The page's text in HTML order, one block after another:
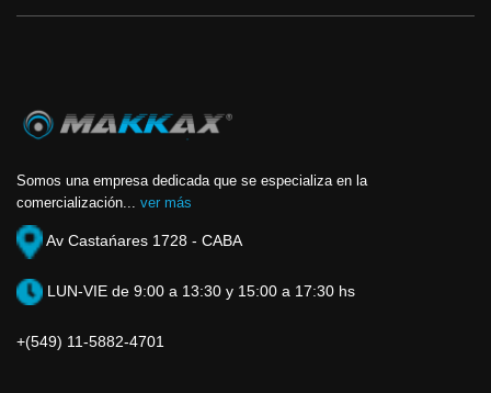
Somos una empresa dedicada que se especializa en la
comercialización... ver más
Av Castańares 1728 - CABA
LUN-VIE de 9:00 a 13:30 y 15:00 a 17:30 hs
+(549) 11-5882-4701